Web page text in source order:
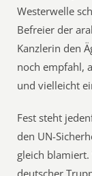
Westerwelle
Befreier der
Kanzlerin den
noch empfahl,
und vielleicht
Fest steht
den UN-
gleich blamiert.
deutscher